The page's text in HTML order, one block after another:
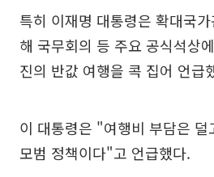
특히 이재명 대통령은 확대국
해 국무회의 등 주요 공식석상
진의 반값 여행을 콕 집어 언급
이 대통령은 "여행비 부담은 덜
모범 정책이다"고 언급했다.